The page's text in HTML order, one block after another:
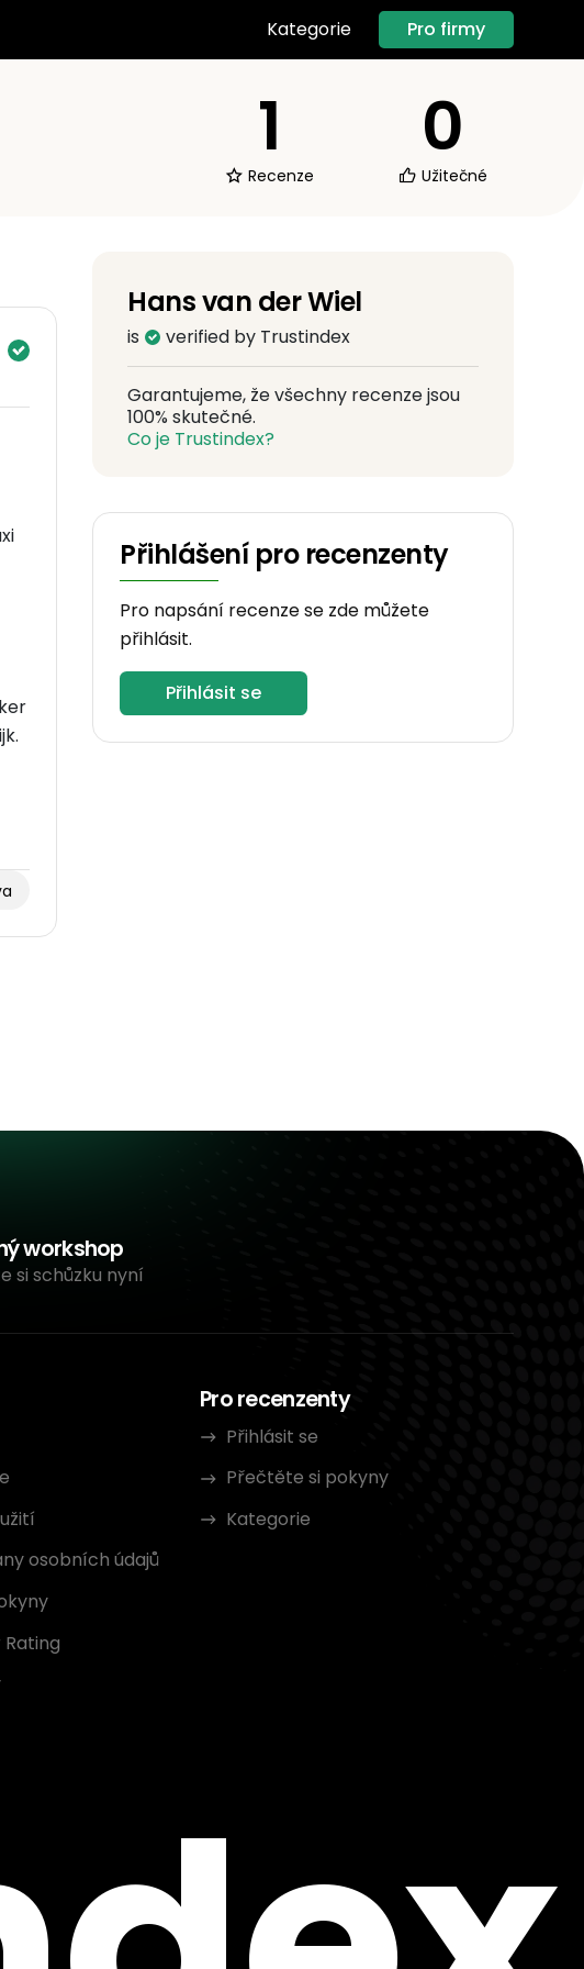
Kategorie Pro firmy
1
Recenze
0
Užitečné
Hans van der Wiel
is verified by Trustindex
Garantujeme, že všechny recenze jsou
100% skutečné.
Co je Trustindex?
Přihlášení pro recenzenty
Pro napsání recenze se zde můžete
přihlásit.
Přihlásit se
workshop
si schůzku nyní
osobních údajů
Pro recenzenty
Přihlásit se
Přečtěte si pokyny
Kategorie